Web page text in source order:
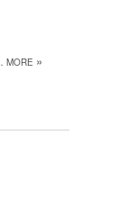
MORE »